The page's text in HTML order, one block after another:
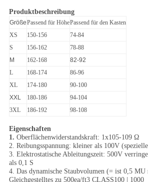
Produktbeschreibung
GrößePassend für HöhePassend für den Kasten
XS
150-156
74-84
S
156-162
78-88
M
162-168
82-92
L
168-174
86-96
XL
174-180
90-100
XXL
180-186
94-104
3XL
186-192 98-108
Eigenschaften
1. Oberflächenwiderstandskraft: 1x105-109 Ω
2. Reibungsspannung: kleiner als 100V
3. Elektrostatische Ableitungszeit: 500V
als 0,1 S
4. Das dynamische Staubvolumen (= ist 0,5 MU
Gleichgestelltes zu 500ea/ft3 CLASS100 | 1000